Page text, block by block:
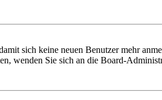
sich keine neuen Benutzer mehr
wenden Sie sich an die Board-